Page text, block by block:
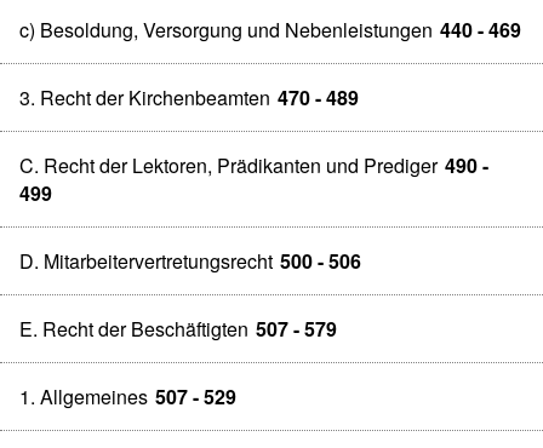
c) Besoldung, Versorgung und Nebenleistungen 440 - 469
3. Recht der Kirchenbeamten 470 - 489
C. Recht der Lektoren, Prädikanten und Prediger 490 -
499
D. Mitarbeitervertretungsrecht 500 - 506
E. Recht der Beschäftigten 507 - 579
1. Allgemeines 507 - 529